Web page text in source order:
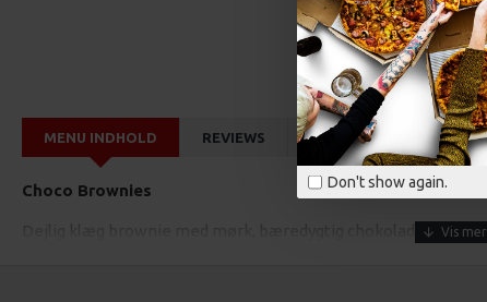
Don't show again.
MENU INDHOLD REVIEWS ALLERGENER
Choco Brownies
Dejlig klæg brownie med mørk, bæredygtig chokolade og blød